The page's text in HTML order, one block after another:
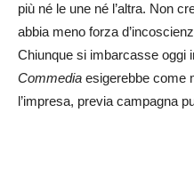
più né le une né l’altra. Non
abbia meno forza
Chiunque si imbarcasse oggi
Commedia esigerebbe come
l’impresa, previa campagna